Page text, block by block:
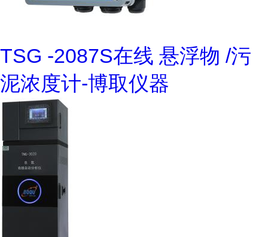
TSG -2087S在线 悬浮物 /污
泥浓度计-博取仪器